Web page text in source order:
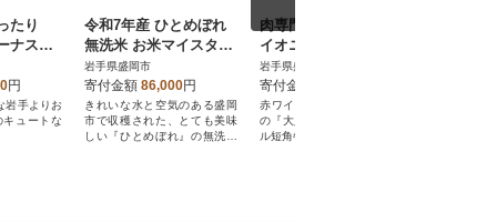
たり
ナス鉄
円
岩手よりお
キュートな
令和7年産 ひとめぼれ
無洗米 お米マイスター
推奨 盛岡市産 30kg
岩手県盛岡市
寄付金額 86,000円
きれいな水と空気のある盛岡
市で収穫された、とても美味
しい『ひとめぼれ』の無洗米
肉専門レストラン「パ
イオニアファーム」
短角牛挽肉カレー5食セ
ット
岩手県盛岡市
寄付金額
赤ワインが決め手のお店自慢
の『大人のカレー』 オリジナ
ル短角牛挽肉カレー